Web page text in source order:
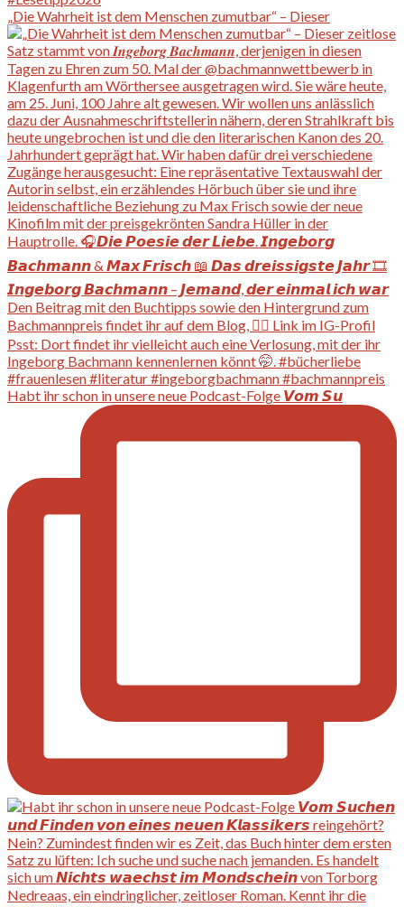
„Die Wahrheit ist dem Menschen zumutbar“ – Dieser
Habt ihr schon in unsere neue Podcast-Folge 𝙑𝙤𝙢 𝙎𝙪